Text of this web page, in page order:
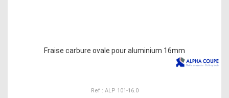
Fraise carbure ovale pour aluminium 16mm
Ref : ALP 101-16.0